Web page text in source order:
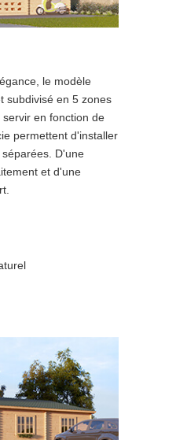
le modèle
subdivisé en 5 zones
en fonction de
permettent d'installer
D'une
et d'une